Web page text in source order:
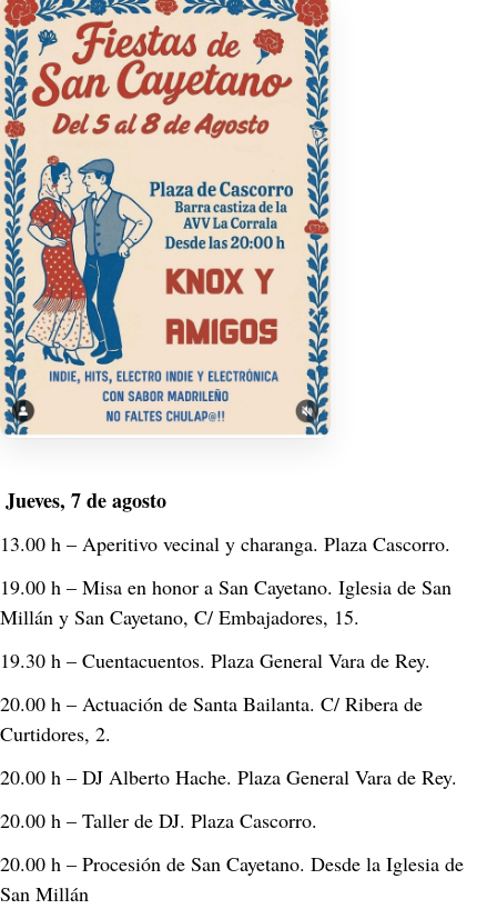
Jueves, 7 de agosto
13.00 h – Aperitivo vecinal y charanga. Plaza Cascorro.
19.00 h – Misa en honor a San Cayetano. Iglesia de San
Millán y San Cayetano, C/ Embajadores, 15.
19.30 h – Cuentacuentos. Plaza General Vara de Rey.
20.00 h – Actuación de Santa Bailanta. C/ Ribera de
Curtidores, 2.
20.00 h – DJ Alberto Hache. Plaza General Vara de Rey.
20.00 h – Taller de DJ. Plaza Cascorro.
20.00 h – Procesión de San Cayetano. Desde la Iglesia de
San Millán